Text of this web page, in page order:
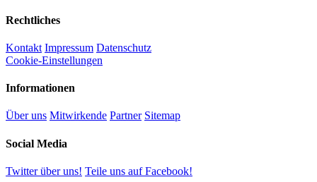
Rechtliches
Kontakt Impressum Datenschutz
Cookie-Einstellungen
Informationen
Über uns Mitwirkende Partner Sitemap
Social Media
Twitter über uns! Teile uns auf Facebook!